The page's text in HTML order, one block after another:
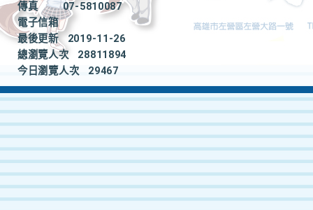
傳真
07-5810087
電子信箱
最後更新
2019-11-26
總瀏覽人次
28811894
今日瀏覽人次
29467